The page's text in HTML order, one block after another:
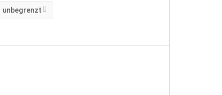
unbegrenzt